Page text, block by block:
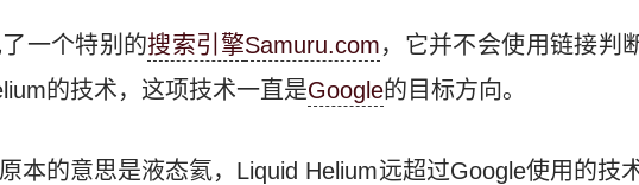
一个特别的搜索引擎Samuru.com，它并不会使用链接判
的技术，这项技术一直是Google的目标方向。
本的意思是液态氦，Liquid Helium远超过Google使用的技